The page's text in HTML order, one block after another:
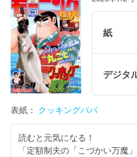
ダンディーな父の“退職後のた
焼いてるふたり
紙
デジタ
表紙： クッキングパパ
読むと元気になる！
「定額制夫の「こづかい万魔